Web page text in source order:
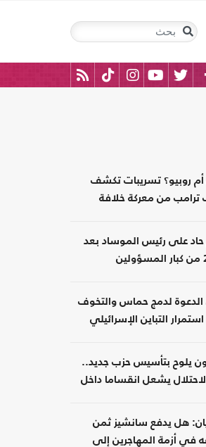
روبيو؟ تسريبات تكشف
من معركة خلافة
على رئيس الموساد بعد
الدعوة لدمج حماس والتخوف
التباين الإسرائيلي
يلوح بتأسيس حزب جديد..
يشعل انقساما داخل
هل يدفع سانشيز ثمن
في أزمة المهاجرين إلى